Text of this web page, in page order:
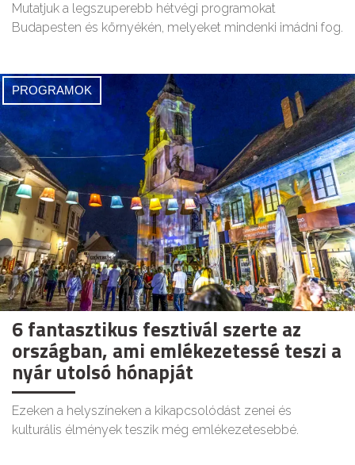
Mutatjuk a legszuperebb hétvégi programokat
Budapesten és környékén, melyeket mindenki imádni fog.
PROGRAMOK
6 fantasztikus fesztivál szerte az
országban, ami emlékezetessé teszi a
nyár utolsó hónapját
Ezeken a helyszíneken a kikapcsolódást zenei és
kulturális élmények teszik még emlékezetesebbé.